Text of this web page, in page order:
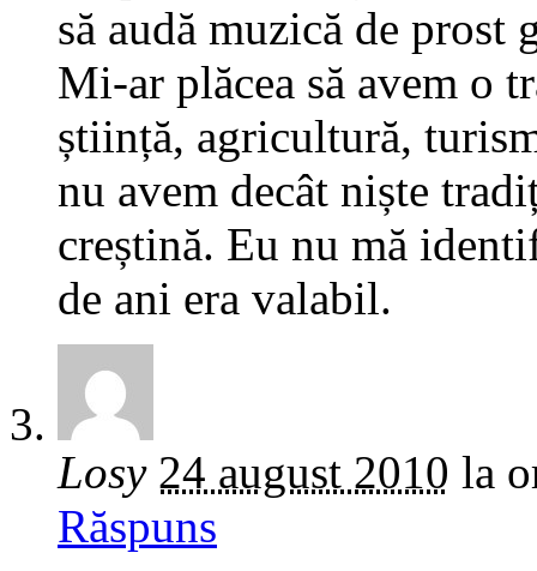
să audă muzică de prost
Mi-ar plăcea să avem o
știință, agricultură,
nu avem decât niște
creștină. Eu nu mă
de ani era valabil.
Losy 24 august 2010 la
Răspuns